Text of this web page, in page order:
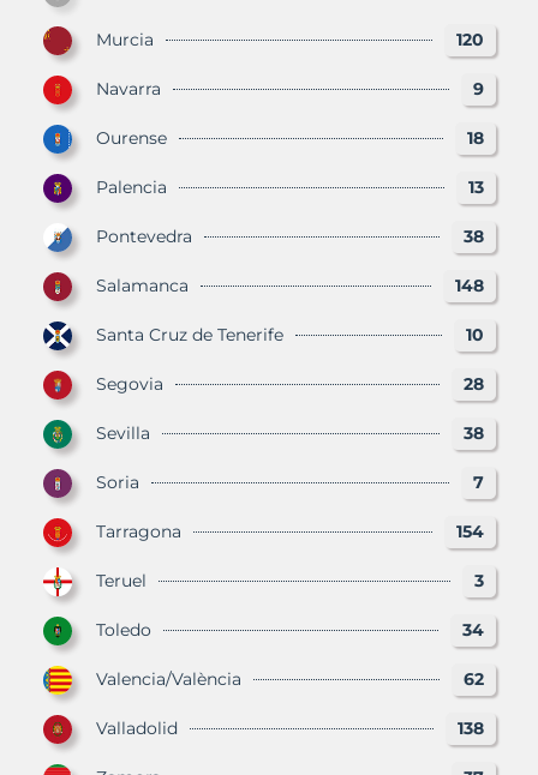
Murcia 120
Navarra 9
Ourense 18
Palencia 13
Pontevedra 38
Salamanca 148
Santa Cruz de Tenerife 10
Segovia 28
Sevilla 38
Soria 7
Tarragona 154
Teruel 3
Toledo 34
Valencia/València 62
Valladolid 138